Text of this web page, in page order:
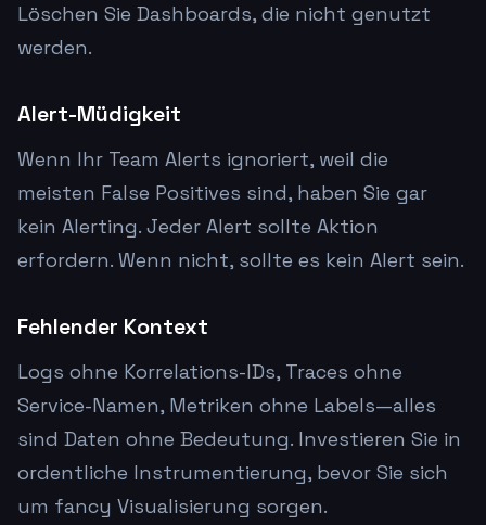
Löschen Sie Dashboards, die nicht genutzt
werden.
Alert-Müdigkeit
Wenn Ihr Team Alerts ignoriert, weil die
meisten False Positives sind, haben Sie gar
kein Alerting. Jeder Alert sollte Aktion
erfordern. Wenn nicht, sollte es kein Alert sein.
Fehlender Kontext
Logs ohne Korrelations-IDs, Traces ohne
Service-Namen, Metriken ohne Labels—alles
sind Daten ohne Bedeutung. Investieren Sie in
ordentliche Instrumentierung, bevor Sie sich
um fancy Visualisierung sorgen.